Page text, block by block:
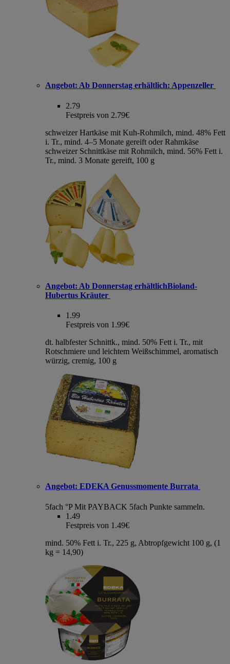
Angebot: Ab Donnerstag erhältlich: Appenzeller
2.79
Festpreis von 2.79€
schweizer Hartkäse mit Kuh-Rohmilch, mind. 48% Fett
i. Tr., mind. 4–5 Monate gereift oder Rahmkäse
schweizer Schnittkäse mit Rohmilch, mind. 56% Fett i.
Tr., mind. 3 Monate gereift, 100 g
Angebot: Ab Donnerstag erhältlichBioland-
Hubertus Kräuter
1.99
Festpreis von 1.99€
dt. halbfester Schnittk., mind. 50% Fett i. Tr., mit
Rotschmiere und leichtem Weißschimmel, aromatisch
würzig, cremig, 100 g
Angebot: EDEKA Genussmomente Burrata
5fach °P Mit PAYBACK 5fach Punkte sammeln.
1.49
Festpreis von 1.49€
mind. 50% Fett i. Tr., 225 g, Abtropfgewicht 100 g, (1
kg = 14,90)